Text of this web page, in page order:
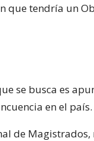
que tendría un
se busca es
en el país.
de